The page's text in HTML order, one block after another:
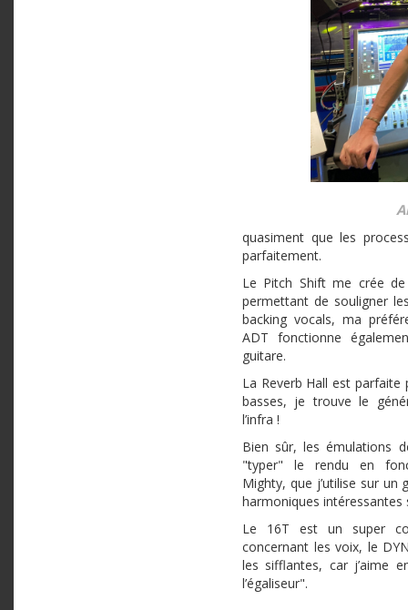
quasiment que les
parfaitement.
Le Pitch Shift me crée
permettant de souligner
backing vocals, ma
ADT fonctionne
guitare.
La Reverb Hall est
basses, je trouve le
l’infra !
Bien sûr, les émulations
"typer" le rendu en
Mighty, que j’utilise sur un
harmoniques intéressantes
Le 16T est un super
concernant les voix, le
les sifflantes, car j’aime
l’égaliseur".